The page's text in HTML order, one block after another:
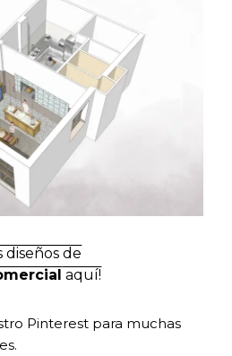
diseños de
aquí!
Pinterest para muchas